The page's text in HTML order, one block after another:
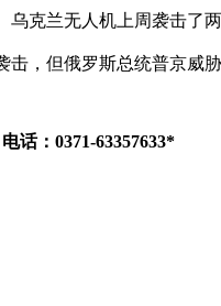
克兰无人机上周袭击了
，但俄罗斯总统普京威
话：0371-63357633*